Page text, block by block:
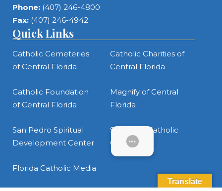
SUBMENU
Phone: (407) 246-4800
Fax: (407) 246-4942
Quick Links
Catholic Cemeteries
of Central Florida
Catholic Charities of
Central Florida
Catholic Foundation
of Central Florida
Magnify of Central
Florida
San Pedro Spiritual
Development Center
St. James Catholic
Cathedral
Florida Catholic Media
Translate